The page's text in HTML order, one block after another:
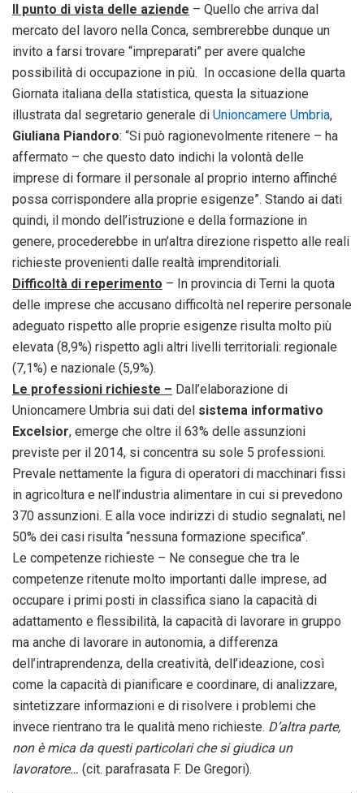
Il punto di vista delle aziende – Quello che arriva dal
mercato del lavoro nella Conca, sembrerebbe dunque un
invito a farsi trovare “impreparati” per avere qualche
possibilità di occupazione in più. In occasione della quarta
Giornata italiana della statistica, questa la situazione
illustrata dal segretario generale di Unioncamere Umbria,
Giuliana Piandoro: “Si può ragionevolmente ritenere – ha
affermato – che questo dato indichi la volontà delle
imprese di formare il personale al proprio interno affinché
possa corrispondere alla proprie esigenze”. Stando ai dati
quindi, il mondo dell’istruzione e della formazione in
genere, procederebbe in un’altra direzione rispetto alle reali
richieste provenienti dalle realtà imprenditoriali.
Difficoltà di reperimento – In provincia di Terni la quota
delle imprese che accusano difficoltà nel reperire personale
adeguato rispetto alle proprie esigenze risulta molto più
elevata (8,9%) rispetto agli altri livelli territoriali: regionale
(7,1%) e nazionale (5,9%).
Le professioni richieste – Dall’elaborazione di
Unioncamere Umbria sui dati del sistema informativo
Excelsior, emerge che oltre il 63% delle assunzioni
previste per il 2014, si concentra su sole 5 professioni.
Prevale nettamente la figura di operatori di macchinari fissi
in agricoltura e nell’industria alimentare in cui si prevedono
370 assunzioni. E alla voce indirizzi di studio segnalati, nel
50% dei casi risulta “nessuna formazione specifica”.
Le competenze richieste – Ne consegue che tra le
competenze ritenute molto importanti dalle imprese, ad
occupare i primi posti in classifica siano la capacità di
adattamento e flessibilità, la capacità di lavorare in gruppo
ma anche di lavorare in autonomia, a differenza
dell’intraprendenza, della creatività, dell’ideazione, così
come la capacità di pianificare e coordinare, di analizzare,
sintetizzare informazioni e di risolvere i problemi che
invece rientrano tra le qualità meno richieste. D’altra parte,
non è mica da questi particolari che si giudica un
lavoratore… (cit. parafrasata F. De Gregori).